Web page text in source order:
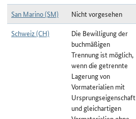
San Marino (SM)
Nicht vorgesehen
Schweiz (CH)
Die Bewilligung der
buchmäßigen
Trennung ist möglich,
wenn die getrennte
Lagerung von
Vormaterialien mit
Ursprungseigenschaft
und gleichartigen